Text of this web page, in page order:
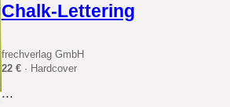
Chalk-Lettering
frechverlag GmbH
22 €· Hardcover
...